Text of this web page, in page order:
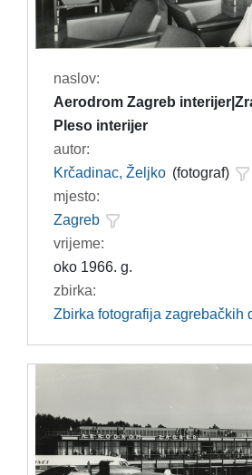
naslov:
Aerodrom Zagreb
Pleso interijer
autor:
Krčadinac, Željko (fotograf)
mjesto:
Zagreb
vrijeme:
oko 1966. g.
zbirka:
Zbirka fotografija zagrebačkih